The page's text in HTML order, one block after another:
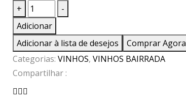
+
Quantidade
de
VINHO
T.PRINCIPAL
GRANDE
RESERVA
-
Adicionar
Adicionar à lista de desejos
Comprar Agora
Categorias: VINHOS, VINHOS BAIRRADA
Compartilhar :